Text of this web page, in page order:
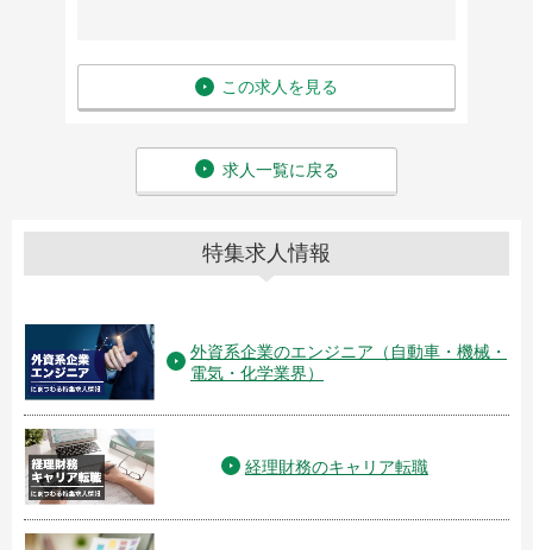
この求人を見る
求人一覧に戻る
特集求人情報
外資系企業のエンジニア（自動車・機械・
電気・化学業界）
経理財務のキャリア転職